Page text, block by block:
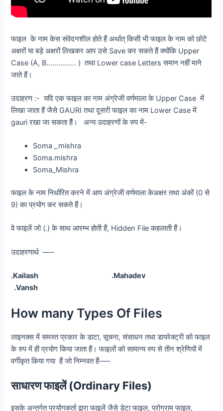
फाइल के नाम केस संवेदनशील होते हैं अर्थात् किसी भी फाइल के नाम को छोटे
अक्षरों या बड़े अक्षरों लिखकर आप उसे Save कर सकते हैं क्योंकि Upper
Case (A, B…………… ) तथा Lower case Letters समान नहीं माने
जाते हैं।
उदाहरण :- यदि एक फाइल का नाम अंग्रेजी वर्णमाला के Upper Case में
लिखा जाता हैं जैसे GAURI तथा दूसरी फाइल का नाम Lower Case में
gauri रखा जा सकता हैैं। अन्य उदाहरणों के रुप में-
Soma _mishra
Soma.mishra
Soma_Mishra
फाइल के नाम निर्धारित करने में आप अंग्रेजी वर्णमाला केअक्षर तथा अंकों (0 से
9) का प्रयोग कर सकते हैं।
वे फाइलें जो (.) के साथ आरम्भ होती हैं, Hidden File कहलाती हैं।
उदाहरणार्थ —–
.Kailash .Mahadev
.Vansh
How many Types Of Files
लाइनक्स में समस्त प्रकार के डाटा, सूचना, संसाधन तथा डायरेक्ट्री को फाइल
के रुप में ही प्रयोग किया जाता हैं। फाइलों को सामान्य रुप से तीन श्रेणियों में
वर्गीकृत किया गया हैं जो निम्नवत हैं—–
साधारण फाइलें (Ordinary Files)
इसके अन्तर्गत प्रयोगकर्ता द्वारा फाइलें जैसे डेटा फाइल, प्रोग्राम फाइल,